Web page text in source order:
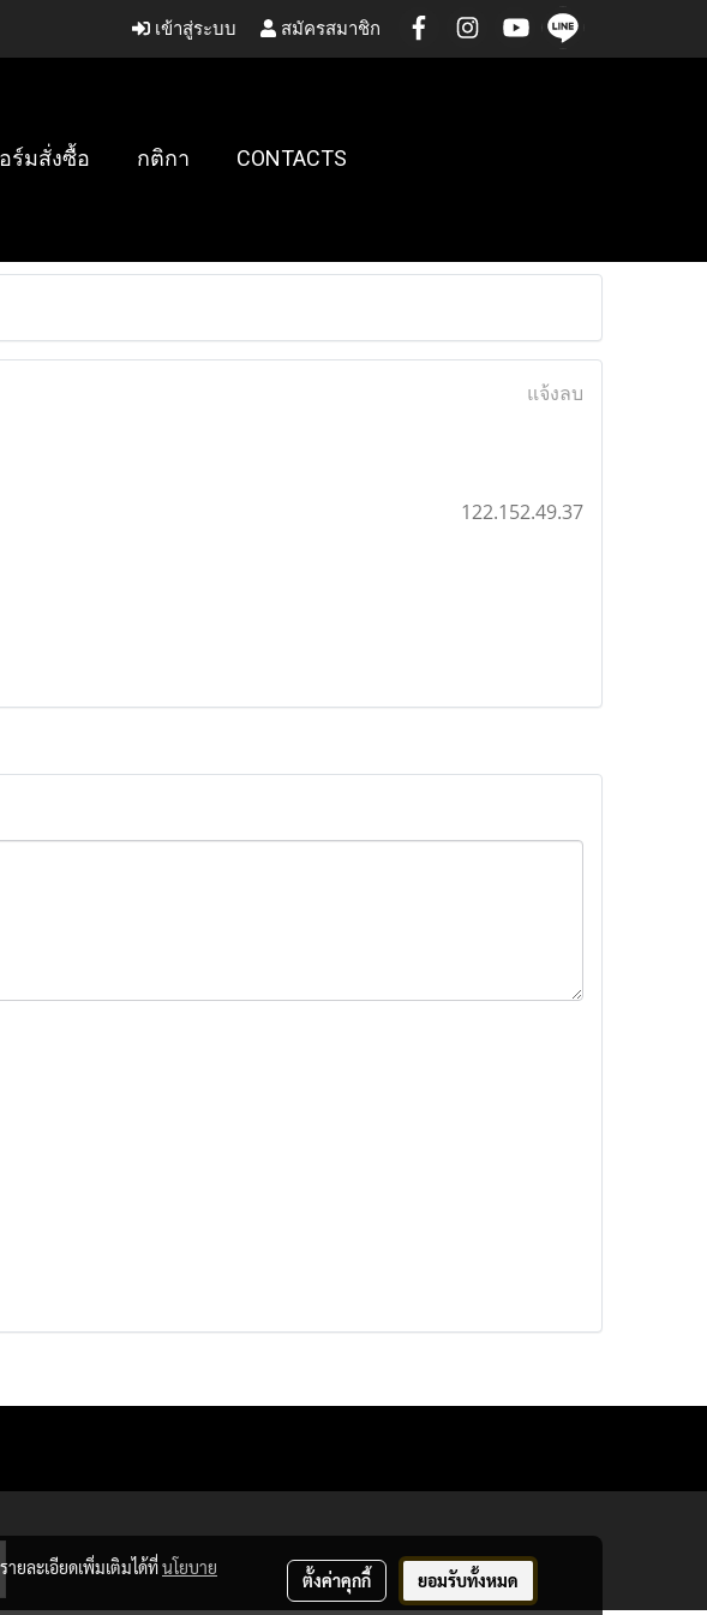
เข้าสู่ระบบ สมัครสมาชิก
ร์มสั่งซื้อ กติกา CONTACTS
แจ้งลบ
122.152.49.37
ยละเอียดเพิ่มเติมได้ที่นโยบาย
ตั้งค่าคุกกี้ ยอมรับทั้งหมด